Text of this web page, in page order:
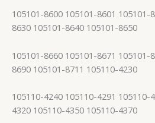
105101-8600 105101-8601 105101-
8630 105101-8640 105101-8650
105101-8660 105101-8671 105101-
8690 105101-8711 105110-4230
105110-4240 105110-4291 105110-
4320 105110-4350 105110-4370